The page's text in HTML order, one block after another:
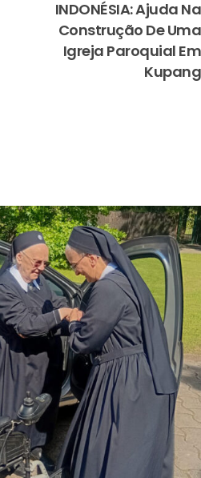
INDONÉSIA: Ajuda Na
Construção De Uma
Igreja Paroquial Em
Kupang